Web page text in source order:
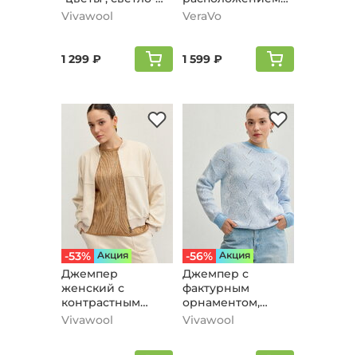
бежевый
Vivawool
1 299 ₽
рисунка, бежевый
VeraVo
1 599 ₽
-53% Aкция
Джемпер
женский с
контрастным
рисунком, темно-
Vivawool
-56% Aкция
Джемпер с
фактурным
орнаментом,
голубой
Vivawool